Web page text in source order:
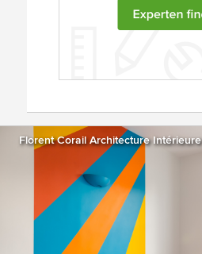
Florent Corail Architecture Intérieure